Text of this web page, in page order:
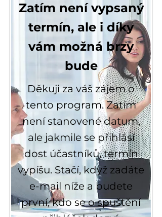
Zatím není vypsaný
termín, ale i díky
vám možná brzy
bude
Děkuji za váš zájem o
tento program. Zatím
není stanovené datum,
ale jakmile se přihlásí
dost účastníků, termín
vypíšu. Stačí, když zadáte
e-mail níže a budete
první, kdo se o spuštění